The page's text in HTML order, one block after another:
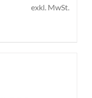
exkl. MwSt.